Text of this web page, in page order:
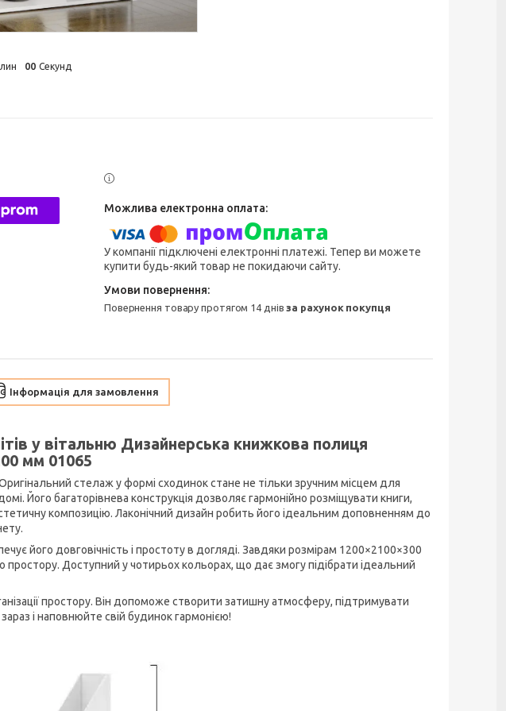
00 Секунд
У компанії підключені електронні платежі. Тепер ви можете
купити будь-який товар не покидаючи сайту.
повернення товару протягом 14 днівза рахунок покупця
Інформація для замовлення
у вітальню Дизайнерська книжкова полиця
мм 01065
стелаж у формі сходинок стане не тільки зручним місцем для
Його багаторівнева конструкція дозволяє гармонійно розміщувати книги,
композицію. Лаконічний дизайн робить його ідеальним доповненням до
його довговічність і простоту в догляді. Завдяки розмірам 1200×2100×300
простору. Доступний у чотирьох кольорах, що дає змогу підібрати ідеальний
простору. Він допоможе створити затишну атмосферу, підтримувати
і наповнюйте свій будинок гармонією!